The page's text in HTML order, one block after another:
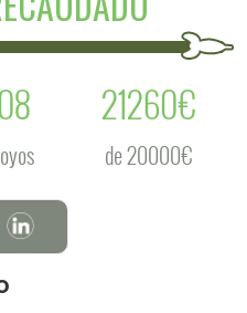
21260€
de 20000€